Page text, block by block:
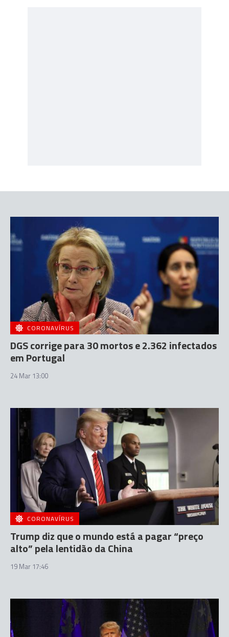
CORONAVÍRUS
DGS corrige para 30 mortos e 2.362 infectados
em Portugal
24 Mar 13:00
CORONAVÍRUS
Trump diz que o mundo está a pagar “preço
alto” pela lentidão da China
19 Mar 17:46